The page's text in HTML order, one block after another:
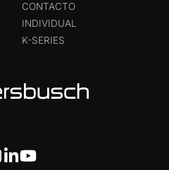
CONTACTO
INDIVIDUAL
K-SERIES